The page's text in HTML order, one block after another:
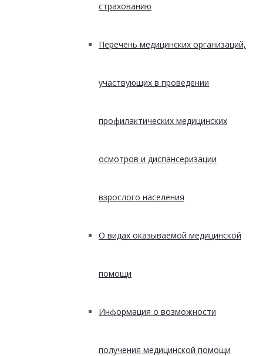
страхованию
Перечень медицинских организаций,
участвующих в проведении
профилактических медицинских
осмотров и диспансеризации
взрослого населения
О видах оказываемой медицинской
помощи
Информация о возможности
получения медицинской помощи